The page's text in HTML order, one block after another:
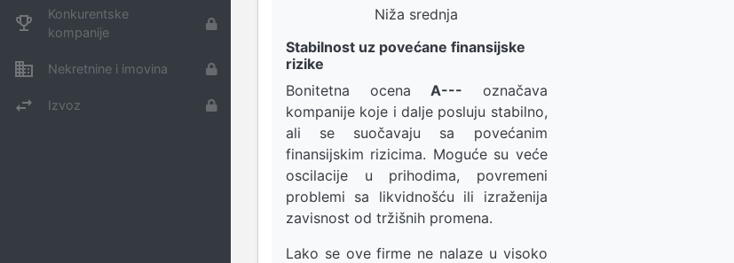
Konkurentske
kompanije
Nekretnine i imovina
Izvoz
Niža srednja
Stabilnost uz povećane finansijske
rizike
Bonitetna ocenaA--- označava
kompanije koje i dalje posluju stabilno,
ali se suočavaju sa povećanim
finansijskim rizicima. Moguće su veće
oscilacije u prihodima, povremeni
problemi sa likvidnošću ili izraženija
zavisnost od tržišnih promena.
Lako se ove firme ne nalaze u visoko